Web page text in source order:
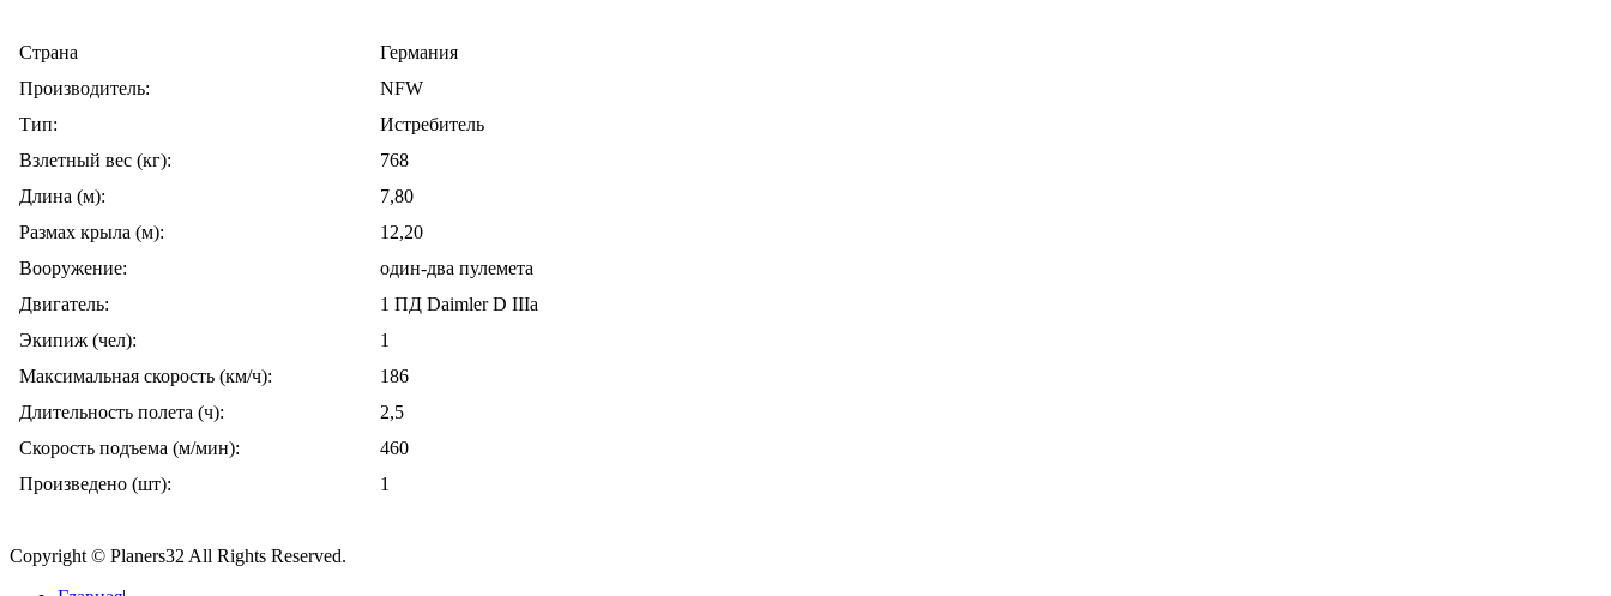
Cтрана
Германия
Производитель:
NFW
Тип:
Истребитель
Взлетный вес (кг):
768
Длина (м):
7,80
Размах крыла (м):
12,20
Вооружение:
один-два пулемета
Двигатель:
1 ПД Daimler D IIIa
Экипиж (чел):
1
Максимальная скорость (км/ч):
186
Длительность полета (ч):
2,5
Скорость подъема (м/мин):
460
Произведено (шт):
1
Copyright © Planers32 All Rights Reserved.